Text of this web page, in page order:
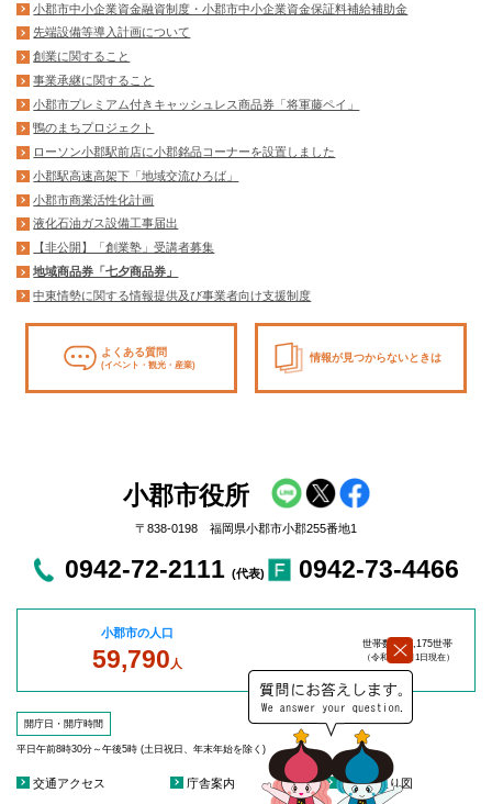
小郡市中小企業資金融資制度・小郡市中小企業資金保証料補給補助金
先端設備等導入計画について
創業に関すること
事業承継に関すること
小郡市プレミアム付きキャッシュレス商品券「将軍藤ペイ」
鴨のまちプロジェクト
ローソン小郡駅前店に小郡銘品コーナーを設置しました
小郡駅高速高架下「地域交流ひろば」
小郡市商業活性化計画
液化石油ガス設備工事届出
【非公開】「創業塾」受講者募集
地域商品券「七夕商品券」
中東情勢に関する情報提供及び事業者向け支援制度
よくある質問
(イベント・観光・産業)
情報が見つからないときは
小郡市役所
〒838-0198 福岡県小郡市小郡255番地1
0942-72-2111 (代表) 0942-73-4466
小郡市の人口
59,790 人
世帯数：27,175世帯
（令和8年8月1日現在）
開庁日・開庁時間
平日午前8時30分～午後5時 (土日祝日、年末年始を除く)
交通アクセス 庁舎案内 庁舎見取り図